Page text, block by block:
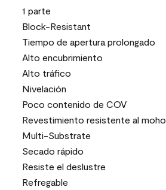
1 parte
Block-Resistant
Tiempo de apertura prolongado
Alto encubrimiento
Alto tráfico
Nivelación
Poco contenido de COV
Revestimiento resistente al moho
Multi-Substrate
Secado rápido
Resiste el deslustre
Refregable